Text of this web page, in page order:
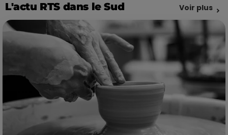
L'actu RTS dans le Sud Voir plus